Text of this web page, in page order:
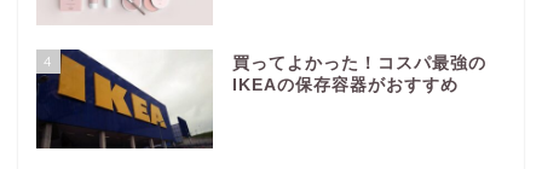
4
買ってよかった！コスパ最強の
IKEAの保存容器がおすすめ